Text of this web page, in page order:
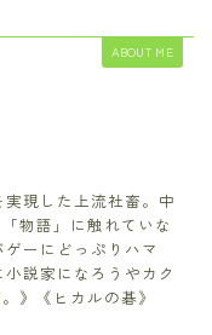
ABOUT ME
現した上流社畜。中
物語」に触れていな
ーにどっぷりハマ
説家になろうやカク
》《ヒカルの碁》